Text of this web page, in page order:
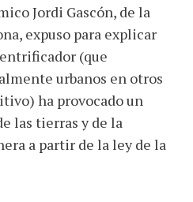
Jordi Gascón, de la
expuso para explicar
(que
urbanos en otros
ha provocado un
las tierras y de la
a partir de la ley de la